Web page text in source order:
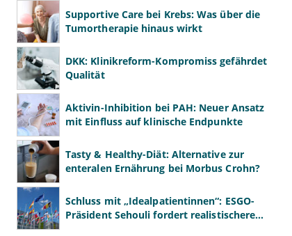
Supportive Care bei Krebs: Was über die
Tumortherapie hinaus wirkt
DKK: Klinikreform-Kompromiss gefährdet
Qualität
Aktivin-Inhibition bei PAH: Neuer Ansatz
mit Einfluss auf klinische Endpunkte
Tasty & Healthy-Diät: Alternative zur
enteralen Ernährung bei Morbus Crohn?
Schluss mit „Idealpatientinnen“: ESGO-
Präsident Sehouli fordert realistischere